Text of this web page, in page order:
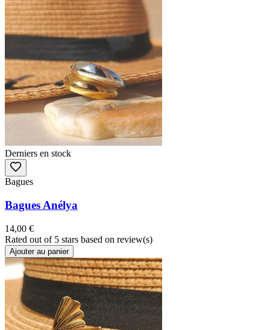
Derniers en stock
Bagues
Bagues Anélya
14,00 €
Rated out of 5 stars based on review(s)
Ajouter au panier